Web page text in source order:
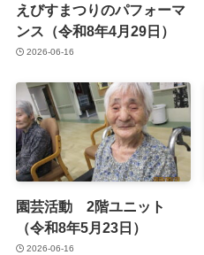
えびすまつりのパフォーマ
ンス（令和8年4月29日）
2026-06-16
園芸活動 2階ユニット
（令和8年5月23日）
2026-06-16